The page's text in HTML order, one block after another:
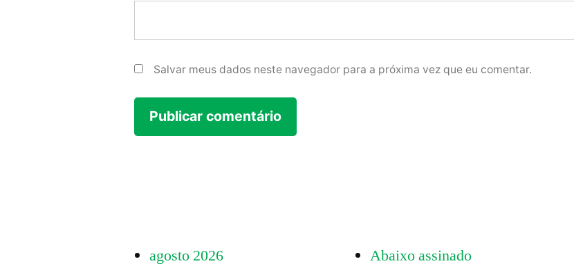
Salvar meus dados neste navegador para a próxima vez que eu comentar.
agosto 2026
Abaixo assinado